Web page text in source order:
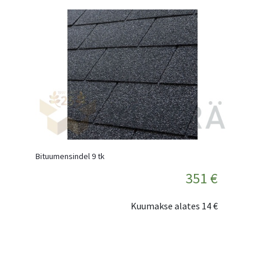
Bituumensindel 9 tk
351 €
Kuumakse alates 14 €